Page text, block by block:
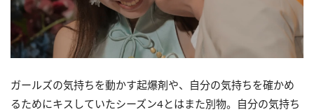
ガールズの気持ちを動かす起爆剤や、自分の気持ちを確かめ
るためにキスしていたシーズン4とはまた別物。自分の気持ち